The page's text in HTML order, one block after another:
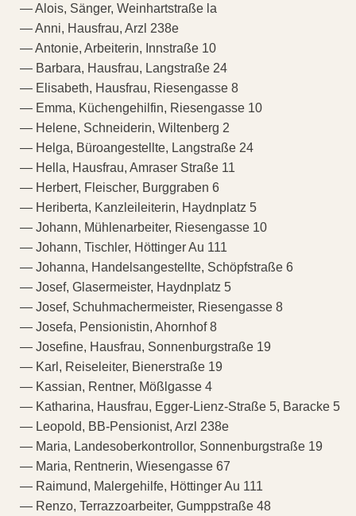
— Alois, Sänger, Weinhartstraße la
— Anni, Hausfrau, Arzl 238e
— Antonie, Arbeiterin, Innstraße 10
— Barbara, Hausfrau, Langstraße 24
— Elisabeth, Hausfrau, Riesengasse 8
— Emma, Küchengehilfin, Riesengasse 10
— Helene, Schneiderin, Wiltenberg 2
— Helga, Büroangestellte, Langstraße 24
— Hella, Hausfrau, Amraser Straße 11
— Herbert, Fleischer, Burggraben 6
— Heriberta, Kanzleileiterin, Haydnplatz 5
— Johann, Mühlenarbeiter, Riesengasse 10
— Johann, Tischler, Höttinger Au 111
— Johanna, Handelsangestellte, Schöpfstraße 6
— Josef, Glasermeister, Haydnplatz 5
— Josef, Schuhmachermeister, Riesengasse 8
— Josefa, Pensionistin, Ahornhof 8
— Josefine, Hausfrau, Sonnenburgstraße 19
— Karl, Reiseleiter, Bienerstraße 19
— Kassian, Rentner, Mößlgasse 4
— Katharina, Hausfrau, Egger-Lienz-Straße 5, Baracke 5
— Leopold, BB-Pensionist, Arzl 238e
— Maria, Landesoberkontrollor, Sonnenburgstraße 19
— Maria, Rentnerin, Wiesengasse 67
— Raimund, Malergehilfe, Höttinger Au 111
— Renzo, Terrazzoarbeiter, Gumppstraße 48